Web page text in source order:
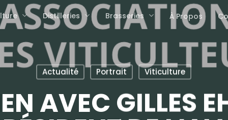
Distilleries Brasseries À Propos
Actualité Portrait Viticulture
AVEC GILLES